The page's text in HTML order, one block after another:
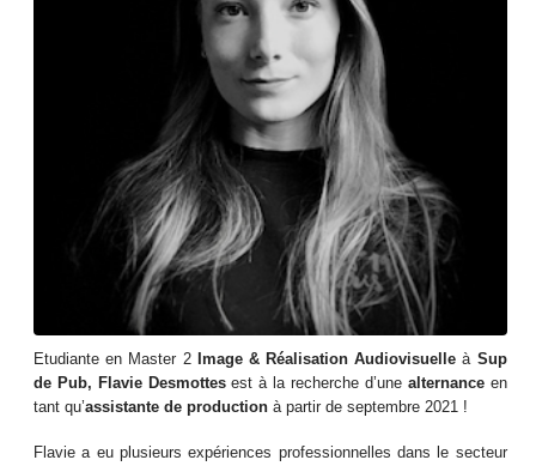
Etudiante en Master 2 Image & Réalisation Audiovisuelle à Sup
de Pub, Flavie Desmottesest à la recherche d’une alternance en
tant qu’assistante de production à partir de septembre 2021 !
Flavie a eu plusieurs expériences professionnelles dans le secteur